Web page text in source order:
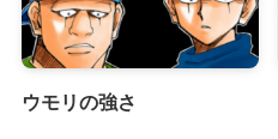
ウモリの強さ